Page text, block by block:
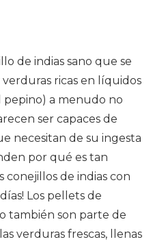
de indias sano que se
ricas en líquidos
pepino) a menudo no
ser capaces de
necesitan de su ingesta
por qué es tan
de indias con
Los pellets de
también son parte de
verduras frescas, llenas